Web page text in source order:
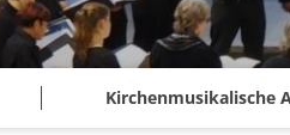
Kirchenmusikalische